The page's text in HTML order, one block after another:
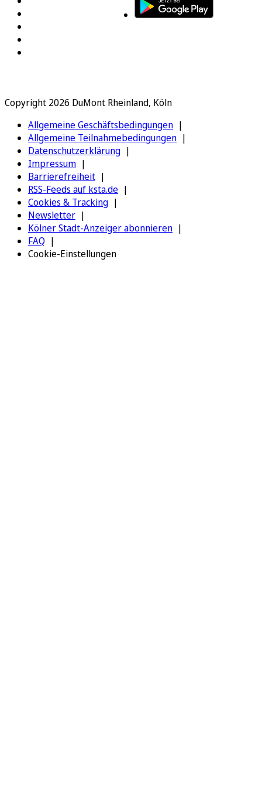
Copyright 2026 DuMont Rheinland, Köln
Allgemeine Geschäftsbedingungen
Allgemeine Teilnahmebedingungen
Datenschutzerklärung
Impressum
Barrierefreiheit
RSS-Feeds auf ksta.de
Cookies & Tracking
Newsletter
Kölner Stadt-Anzeiger abonnieren
FAQ
Cookie-Einstellungen